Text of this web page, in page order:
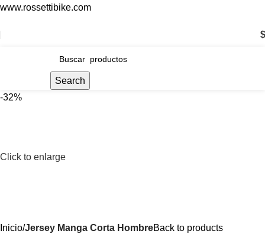
www.rossettibike.com
$
Search
-32%
Click to enlarge
Inicio Jersey Manga Corta HombreBack to products